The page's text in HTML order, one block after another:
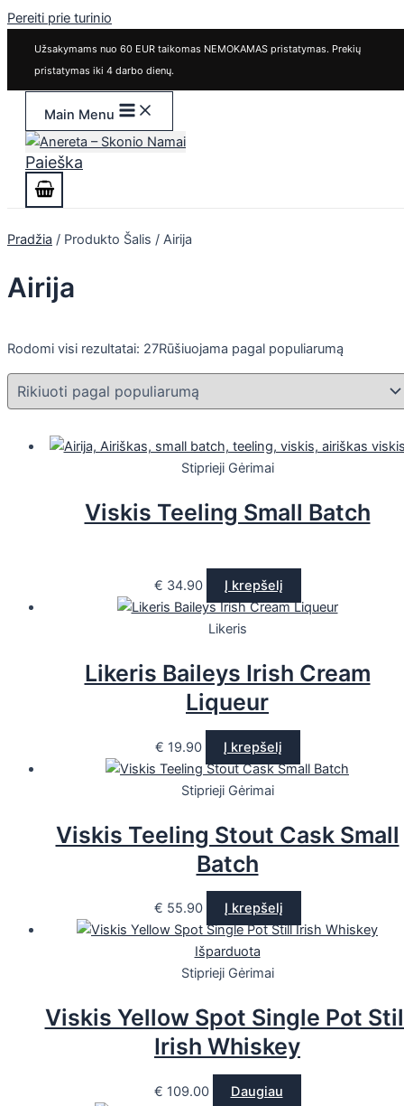
Pereiti prie turinio
Užsakymams nuo 60 EUR taikomas NEMOKAMAS pristatymas. Prekių
pristatymas iki 4 darbo dienų.
Main Menu
Paieška
Pradžia / Produkto Šalis / Airija
Airija
Rodomi visi rezultatai: 27Rūšiuojama pagal populiarumą
Stiprieji Gėrimai
Viskis Teeling Small Batch
€ 34.90 Į krepšelį
Likeris
Likeris Baileys Irish Cream
Liqueur
€ 19.90 Į krepšelį
Stiprieji Gėrimai
Viskis Teeling Stout Cask Small
Batch
€ 55.90 Į krepšelį
Išparduota
Stiprieji Gėrimai
Viskis Yellow Spot Single Pot
Irish Whiskey
€ 109.00 Daugiau